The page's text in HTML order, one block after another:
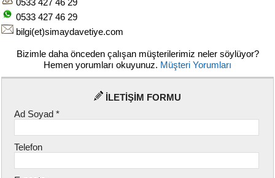
Karikatürlü
Davetiye
Atatürk'lü
Davetiyeler
0533 427 46 29
0533 427 46 29
bilgi(et)simaydavetiye.com
Bizimle daha önceden çalışan müşterilerimiz neler söylüyor?
Hemen yorumları okuyunuz. Müşteri Yorumları
İLETİŞİM FORMU
Ad Soyad *
Telefon